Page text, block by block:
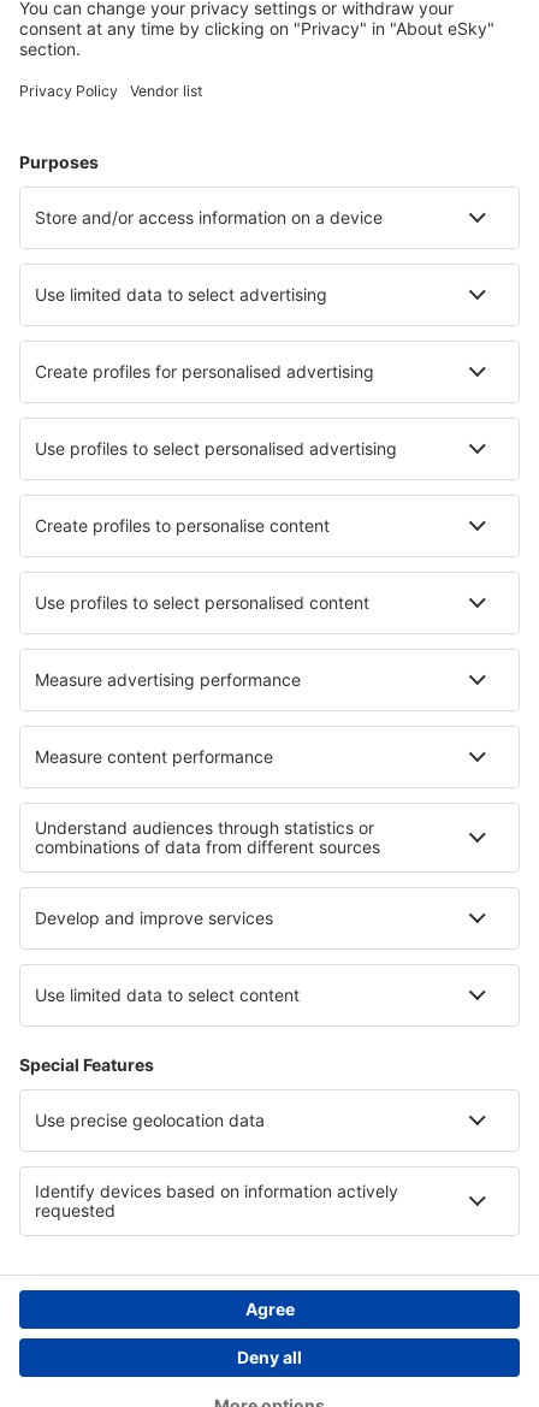
Prețuri atractive și oferte speciale pentru utilizatorii
conectați.
Cazarea preferată
Cele mai căutate cazări de către utilizatorii eSky
Cazare în Moldova - Orașe populare
Cazare în Tiraspol Cazare în Cahul Cazare în Chișinău
Cazare în Rezina Cazare Trebujeni Cazare Japca
Cazare Congaz
Cele mai bune locuri de cazare - orașe
Cazare în Borensberg Cazare în Zatec
Cazare în Greenhorn Cazare în Vinneuf
Cazare în Ouistreham Cazare în Laskowa
Cazare în Thonnance-les-Moulins Cazare în Casarile
Cele mai bune locuri de cazare - regiuni
Cazare în Moldova Cazare în Guanacaste
Cazare on Ko Chang Cazare in Sächsische Schweiz